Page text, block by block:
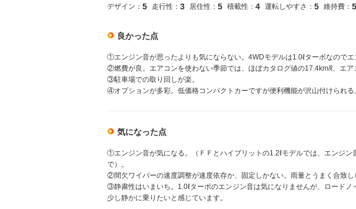
デザイン： 5 走行性： 3 居住性： 5 積載性： 4 運転しやすさ： 5 維持費： 5
良かった点
①エンジン音が思ったよりも気にならない。4WDモデルは1.0ℓターボなので
②燃費が良。エアコンを使わない季節では、ほぼカタログ値の17.4km/ℓ、エア
③駐車場での取り回しが楽。
④オプションが多彩。低価格コンパクトカーですが便利機能が沢山付けられる
気になった点
①エンジン音が気になる。（ＦＦとハイブリットの1.2ℓモデルでは、エンジ
で）。
②間欠ワイパーの速度調整が速度依存か、固定しかない。雨量とうまく合致し
③静粛性はいまいち。1.0ℓターボのエンジン音は気になりませんが、ロード
少し静かに乗りたいと感じています。